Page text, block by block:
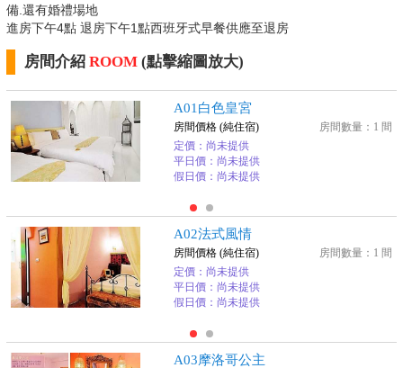
備.還有婚禮場地
進房下午4點 退房下午1點西班牙式早餐供應至退房
房間介紹 ROOM (點擊縮圖放大)
A01白色皇宮
房間數量：1 間
房間價格 (純住宿)
定價：尚未提供
平日價：尚未提供
假日價：尚未提供
A02法式風情
房間數量：1 間
房間價格 (純住宿)
定價：尚未提供
平日價：尚未提供
假日價：尚未提供
A03摩洛哥公主